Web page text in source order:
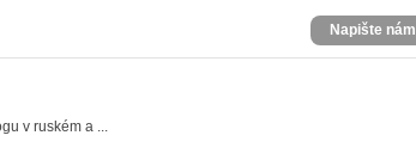
Napište nám
v ruském a ...